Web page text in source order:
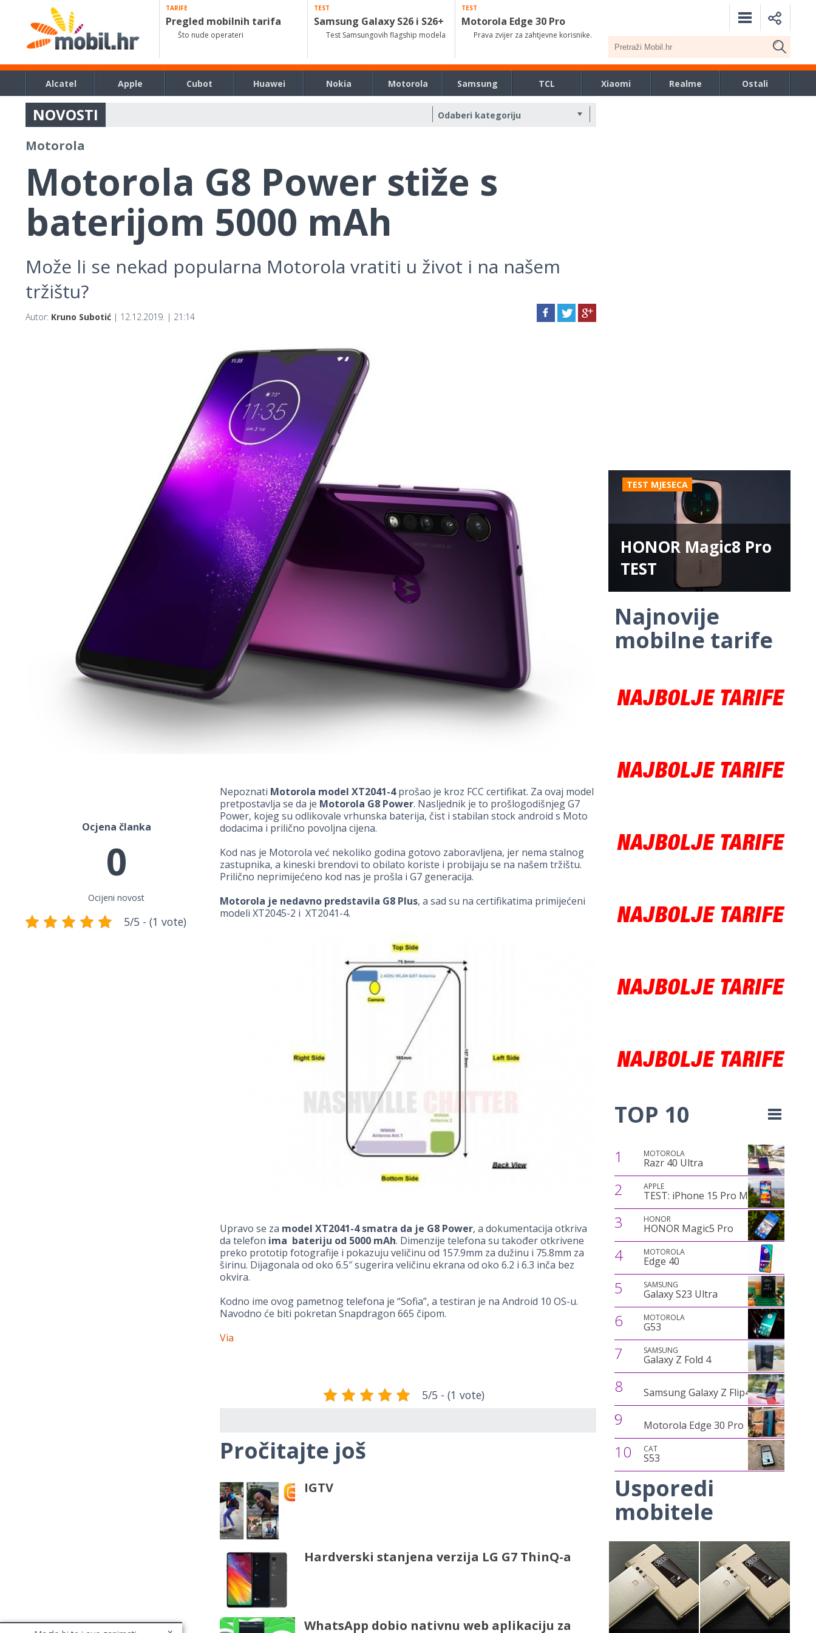
TARIFE
Pregled mobilnih tarifa
Što nude operateri
TEST
Samsung Galaxy S26 i S26+
Test Samsungovih flagship modela
TEST
Motorola Edge 30 Pro
Prava zvijer za zahtjevne korisnike.
Alcatel Apple Cubot Huawei Nokia Motorola Samsung TCL Xiaomi Realme Ostali
NOVOSTI
Motorola
Motorola G8 Power stiže s
baterijom 5000 mAh
Može li se nekad popularna Motorola vratiti u život i na našem
tržištu?
Autor: Kruno Subotić | 12.12.2019. | 21:14
Ocjena članka
0
Ocijeni novost
5/5 - (1 vote)
Nepoznati Motorola model XT2041-4prošao je kroz FCC certifikat. Za ovaj model
pretpostavlja se da je Motorola G8 Power. Nasljednik je to prošlogodišnjeg G7
Power, kojeg su odlikovale vrhunska baterija, čist i stabilan stock android s Moto
dodacima i prilično povoljna cijena.
Kod nas je Motorola već nekoliko godina gotovo zaboravljena, jer nema stalnog
zastupnika, a kineski brendovi to obilato koriste i probijaju se na našem tržištu.
Prilično neprimijećeno kod nas je prošla i G7 generacija.
Motorola je nedavno predstavila G8 Plus, a sad su na certifikatima primijećeni
modeli XT2045-2 i XT2041-4.
Upravo se za model XT2041-4 smatra da je G8 Power, a dokumentacija otkriva
da telefon ima bateriju od 5000 mAh. Dimenzije telefona su također otkrivene
preko prototip fotografije i pokazuju veličinu od 157.9mm za dužinu i 75.8mm za
širinu. Dijagonala od oko 6.5″ sugerira veličinu ekrana od oko 6.2 i 6.3 inča bez
okvira.
Kodno ime ovog pametnog telefona je “Sofia”, a testiran je na Android 10 OS-u.
Navodno će biti pokretan Snapdragon 665 čipom.
Via
5/5 - (1 vote)
Pročitajte još
IGTV
Hardverski stanjena verzija LG G7 ThinQ-a
WhatsApp dobio nativnu web aplikaciju za
TEST MJESECA
HONOR Magic8 Pro
TEST
Najnovije
mobilne tarife
TOP 10
1 MOTOROLA
Razr 40 Ultra
2 APPLE
TEST: iPhone 15 Pro Max
3 HONOR
HONOR Magic5 Pro
4 MOTOROLA
Edge 40
5 SAMSUNG
Galaxy S23 Ultra
6 MOTOROLA
G53
7 SAMSUNG
Galaxy Z Fold 4
8 Samsung Galaxy Z Flip4
9 Motorola Edge 30 Pro
10 CAT
S53
Usporedi
mobitele